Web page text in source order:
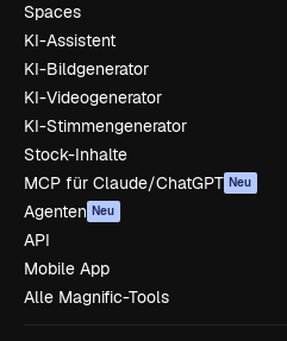
Spaces
KI-Assistent
KI-Bildgenerator
KI-Videogenerator
KI-Stimmengenerator
Stock-Inhalte
MCP für Claude/ChatGPT Neu
Agenten Neu
API
Mobile App
Alle Magnific-Tools